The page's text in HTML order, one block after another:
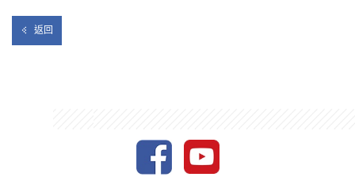
返回